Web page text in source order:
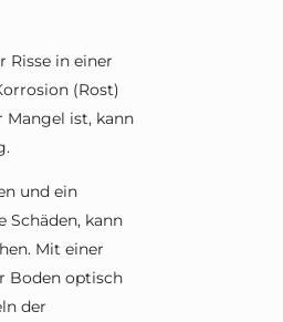
Risse in einer
(Rost)
Mangel ist, kann
und ein
Schäden, kann
Mit einer
Boden optisch
der